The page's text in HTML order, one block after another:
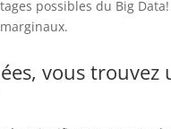
possibles du Big Data!
vous trouvez